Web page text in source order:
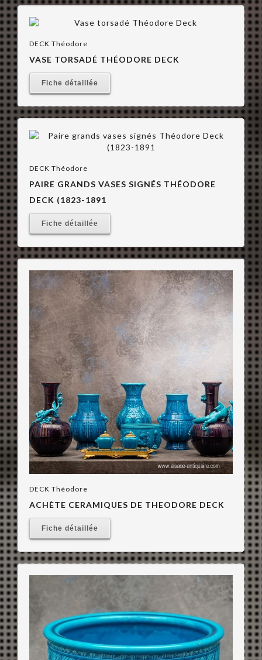
DECK Théodore
VASE TORSADÉ THÉODORE DECK
Fiche détaillée
DECK Théodore
PAIRE GRANDS VASES SIGNÉS THÉODORE
DECK (1823-1891
Fiche détaillée
DECK Théodore
ACHÈTE CERAMIQUES DE THEODORE DECK
Fiche détaillée